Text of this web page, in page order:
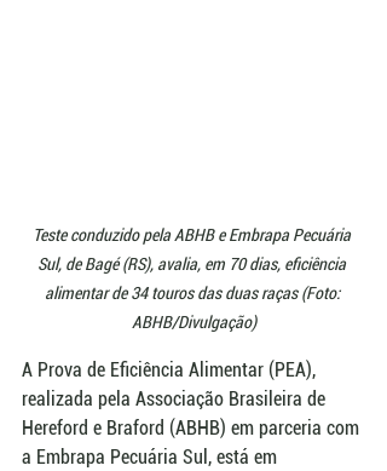
Teste conduzido pela ABHB e Embrapa Pecuária
Sul, de Bagé (RS), avalia, em 70 dias, eficiência
alimentar de 34 touros das duas raças (Foto:
ABHB/Divulgação)
A Prova de Eficiência Alimentar (PEA),
realizada pela Associação Brasileira de
Hereford e Braford (ABHB) em parceria com
a Embrapa Pecuária Sul, está em